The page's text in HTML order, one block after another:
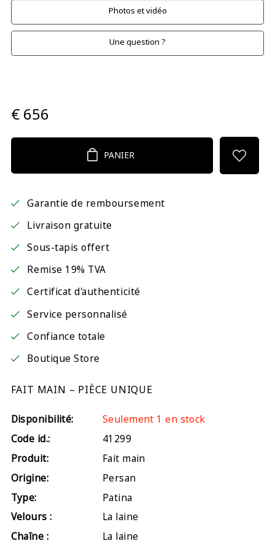
Photos et vidéo
Une question ?
€ 656
PANIER
Garantie de remboursement
Livraison gratuite
Sous-tapis offert
Remise 19% TVA
Certificat d'authenticité
Service personnalisé
Confiance totale
Boutique Store
FAIT MAIN – PIÈCE UNIQUE
Disponibilité:
Seulement 1 en stock
Code id.:
41299
Produit:
Fait main
Origine:
Persan
Type:
Patina
Velours :
La laine
Chaîne :
La laine